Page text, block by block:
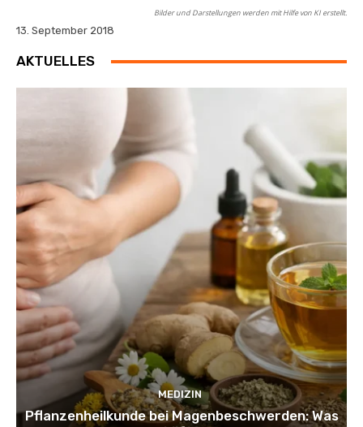
Bilder und Darstellungen werden mit Hilfe von KI erstellt.
13. September 2018
AKTUELLES
MEDIZIN
Pflanzenheilkunde bei Magenbeschwerden: Was